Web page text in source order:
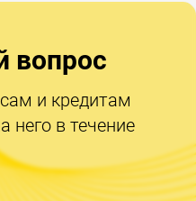
вопрос
и кредитам
него в течение